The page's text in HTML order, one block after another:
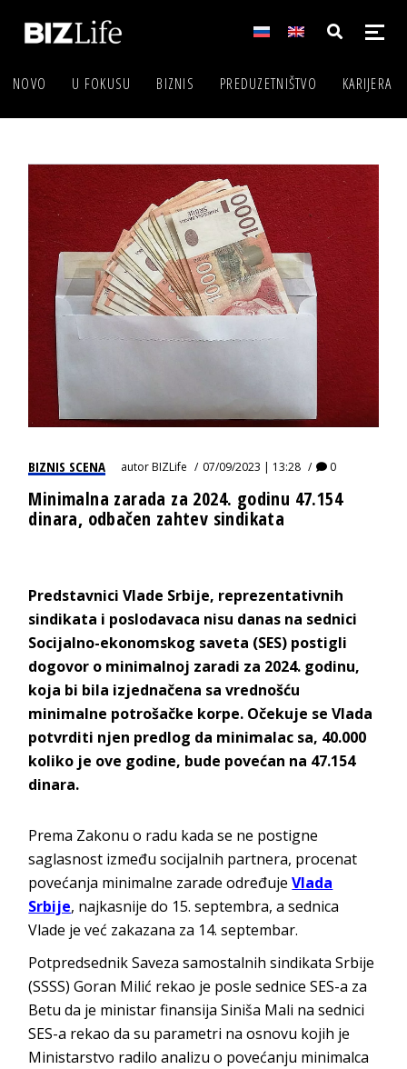
NOVO U FOKUSU BIZNIS PREDUZETNIŠTVO KARIJERA
BIZNIS SCENA autorBIZLife 07/09/2023 | 13:28 0
Minimalna zarada za 2024. godinu 47.154
dinara, odbačen zahtev sindikata
Predstavnici Vlade Srbije, reprezentativnih
sindikata i poslodavaca nisu danas na sednici
Socijalno-ekonomskog saveta (SES) postigli
dogovor o minimalnoj zaradi za 2024. godinu,
koja bi bila izjednačena sa vrednošću
minimalne potrošačke korpe. Očekuje se Vlada
potvrditi njen predlog da minimalac sa, 40.000
koliko je ove godine, bude povećan na 47.154
dinara.
Prema Zakonu o radu kada se ne postigne
saglasnost između socijalnih partnera, procenat
povećanja minimalne zarade određujeVlada
Srbije, najkasnije do 15. septembra, a sednica
Vlade je već zakazana za 14. septembar.
Potpredsednik Saveza samostalnih sindikata Srbije
(SSSS) Goran Milić rekao je posle sednice SES-a za
Betu da je ministar finansija Siniša Mali na sednici
SES-a rekao da su parametri na osnovu kojih je
Ministarstvo radilo analizu o povećanju minimalca